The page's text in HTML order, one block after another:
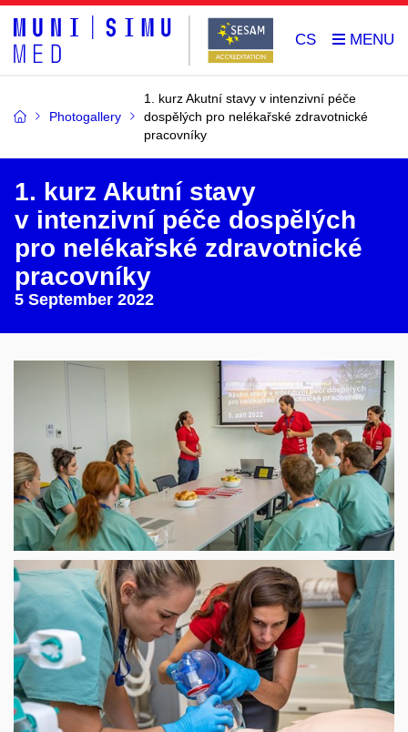
CS
Photogallery
1. kurz Akutní stavy v intenzivní péče
dospělých pro nelékařské zdravotnické
pracovníky
1. kurz Akutní stavy
v intenzivní péče dospělých
pro nelékařské zdravotnické
pracovníky
5 September 2022